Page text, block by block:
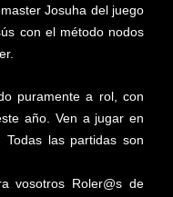
Josuha del juego
con el método nodos
puramente a rol, con
año. Ven a jugar en
las partidas son
vosotros Roler@s de